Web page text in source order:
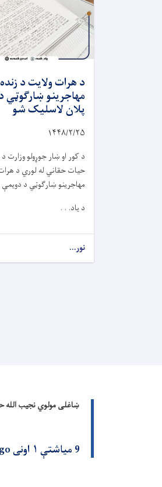
د هرات ولایت د
مهاجرینو
پلان لاسلیک شو
۱۴۴۸/۲/۲۵
د کور او ښار جوړولو وزارت
حیات حقاني له لوري د
مهاجرینو ښارګوټي د
د یاد. . .
نور...
ښاغلی مولوي نجیب الله
9 میاشتې ۱ اونی ago